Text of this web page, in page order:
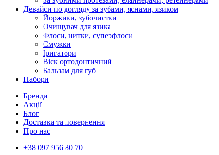
Девайси по догляду за зубами, яснами, язиком
Йоржики, зубочистки
Очищувач для язика
Флоси, нитки, суперфлоси
Смужки
Іригатори
Віск ортодонтичний
Бальзам для губ
Набори
Бренди
Акції
Блог
Доставка та повернення
Про нас
+38 097 956 80 70